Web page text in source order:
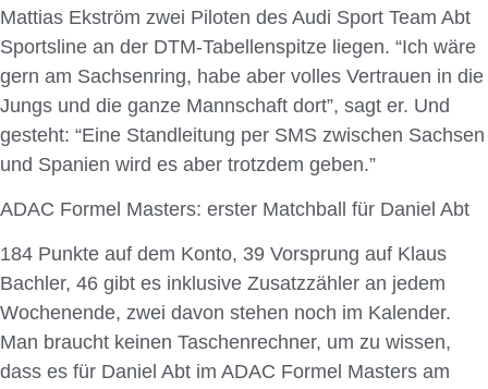
Mattias Ekström zwei Piloten des Audi Sport Team Abt
Sportsline an der DTM-Tabellenspitze liegen. “Ich wäre
gern am Sachsenring, habe aber volles Vertrauen in die
Jungs und die ganze Mannschaft dort”, sagt er. Und
gesteht: “Eine Standleitung per SMS zwischen Sachsen
und Spanien wird es aber trotzdem geben.”
ADAC Formel Masters: erster Matchball für Daniel Abt
184 Punkte auf dem Konto, 39 Vorsprung auf Klaus
Bachler, 46 gibt es inklusive Zusatzzähler an jedem
Wochenende, zwei davon stehen noch im Kalender.
Man braucht keinen Taschenrechner, um zu wissen,
dass es für Daniel Abt im ADAC Formel Masters am